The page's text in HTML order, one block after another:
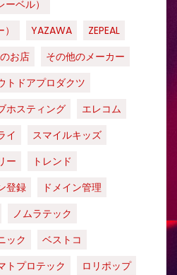
ーベル）
YAZAWA
ZEPEAL
お店
その他のメーカー
トドアプロダクツ
ホスティング
エレコム
イ
スマイルキッズ
ー
トレンド
登録
ドメイン管理
ノムラテック
ック
ベストコ
トプロテック
ロリポップ